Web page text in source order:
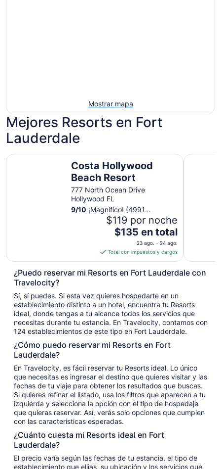
Mostrar mapa
Mejores Resorts en Fort
Lauderdale
Costa Hollywood
Beach Resort
777 North Ocean Drive
Hollywood FL
9/10 ¡Magnífico! (4991
$119 por noche
El
precio
es
de
$135
por
noche
del
23
al
ago
$135 en total
23 ago. - 24 ago.
Total con impuestos y cargos
Costa Hollywood Beach Resort Beach
¿Puedo reservar mi Resorts en Fort Lauderdale con
Travelocity?
Sí, sí puedes. Si esta vez quieres hospedarte en un
establecimiento distinto a un hotel, encuentra tu Resorts
ideal, donde tengas a tu alcance todos los servicios que
necesitas durante tu estancia. En Travelocity, contamos con
124 establecimientos de este tipo en Fort Lauderdale.
¿Cómo puedo reservar mi Resorts en Fort
Lauderdale?
En Travelocity, es fácil reservar tu Resorts ideal. Lo único
que necesitas es ingresar el destino que quieres visitar y las
fechas de tu viaje para obtener los resultados que buscas.
Si quieres refinar el listado, usa los filtros que aparecen a tu
izquierda y selecciona la opción con el tipo de hospedaje
que quieras reservar. Así, verás solo opciones que cumplen
con las características esperadas.
¿Cuánto cuesta mi Resorts ideal en Fort
Lauderdale?
El precio varía según las fechas de tu estancia, el tipo de
establecimiento que elijas, su ubicación y los servicios que